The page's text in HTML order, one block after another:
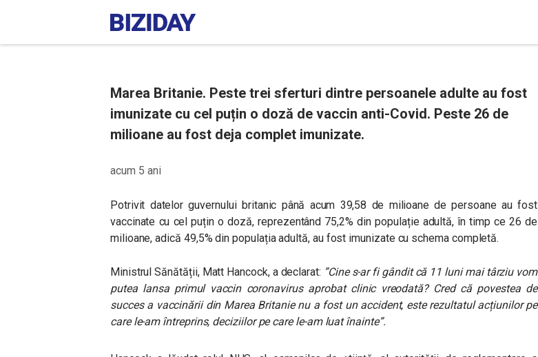
Marea Britanie. Peste trei sferturi dintre persoanele adulte au fost
imunizate cu cel puțin o doză de vaccin anti-Covid. Peste 26 de
milioane au fost deja complet imunizate.
acum 5 ani
Potrivit datelor guvernului britanic până acum 39,58 de milioane de persoane au fost
vaccinate cu cel puțin o doză, reprezentând 75,2% din populație adultă, în timp ce 26 de
milioane, adică 49,5% din populația adultă, au fost imunizate cu schema completă.
Ministrul Sănătății, Matt Hancock, a declarat: ”Cine s-ar fi gândit că 11 luni mai târziu vom
putea lansa primul vaccin coronavirus aprobat clinic vreodată? Cred că povestea de
succes a vaccinării din Marea Britanie nu a fost un accident, este rezultatul acțiunilor pe
care le-am întreprins, deciziilor pe care le-am luat înainte”.